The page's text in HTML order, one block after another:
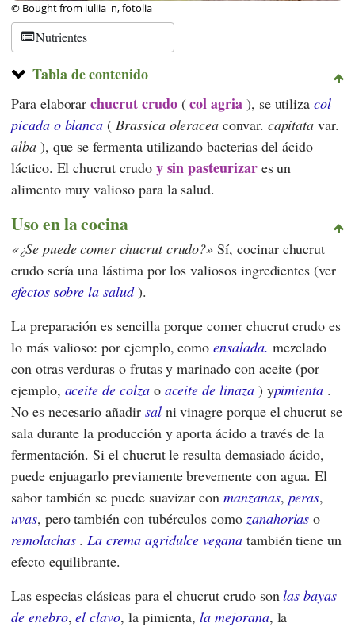
© Bought from iuliia_n, fotolia
Nutrientes
Tabla de contenido
Para elaborarchucrut crudo(col agria), se utilizacol
picada o blanca ( Brassica oleracea convar. capitata var.
alba), que se fermenta utilizando bacterias del ácido
láctico. El chucrut crudo y sin pasteurizares un
alimento muy valioso para la salud.
Uso en la cocina
¿Se puede comer chucrut crudo? Sí, cocinar chucrut
crudo sería una lástima por los valiosos ingredientes (ver
efectos sobre la salud).
La preparación es sencilla porque comer chucrut crudo es
lo más valioso: por ejemplo, comoensalada. mezclado
con otras verduras o frutas y marinado con aceite (por
ejemplo, aceite de colzao aceite de linaza) ypimienta .
No es necesario añadir salni vinagre porque el chucrut se
sala durante la producción y aporta ácido a través de la
fermentación. Si el chucrut le resulta demasiado ácido,
puede enjuagarlo previamente brevemente con agua. El
sabor también se puede suavizar conmanzanas, peras,
uvas, pero también con tubérculos como zanahorias o
remolachas.La crema agridulce veganatambién tiene un
efecto equilibrante.
Las especias clásicas para el chucrut crudo sonlas bayas
de enebro,el clavo, la pimienta,la mejorana, la